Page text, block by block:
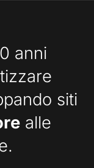
anni
siti
alle